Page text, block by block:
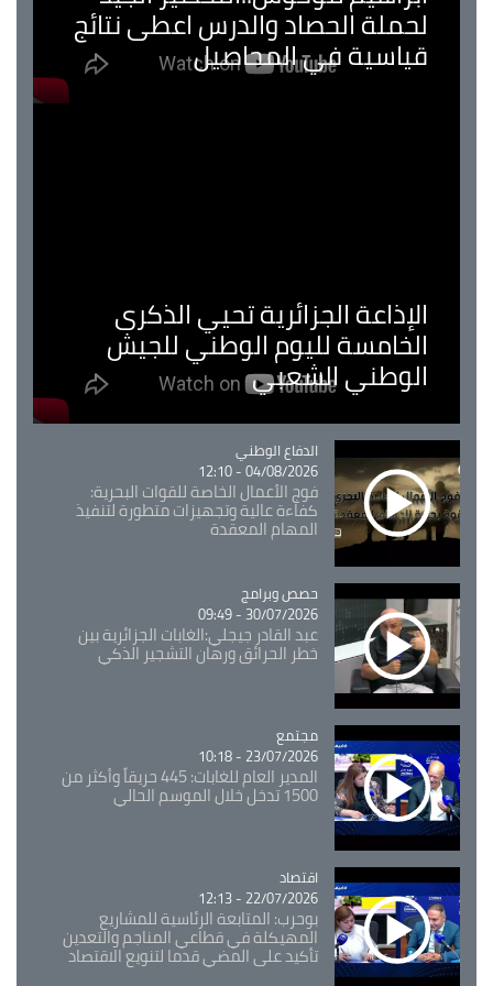
لحملة الحصاد والدرس اعطى نتائج
قياسية في المحاصيل
الإذاعة الجزائرية تحيي الذكرى
الخامسة لليوم الوطني للجيش
الوطني الشعبي
Catégorie
الدفاع الوطني
04/08/2026 - 12:10
فوج الأعمال الخاصة للقوات البحرية:
كفاءة عالية وتجهيزات متطورة لتنفيذ
المهام المعقدة
Catégorie
حصص وبرامج
30/07/2026 - 09:49
عبد القادر جيجلي:الغابات الجزائرية بين
خطر الحرائق ورهان التشجير الذكي
Catégorie
مجتمع
23/07/2026 - 10:18
المدير العام للغابات: 445 حريقاً وأكثر من
1500 تدخل خلال الموسم الحالي
Catégorie
اقتصاد
22/07/2026 - 12:13
بوحرب: المتابعة الرئاسية للمشاريع
المهيكلة في قطاعي المناجم والتعدين
تأكيد على المضي قدما لتنويع الاقتصاد